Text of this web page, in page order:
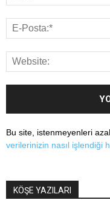
Bu site, istenmeyenleri
verilerinizin nasıl işlendiği
KÖŞE YAZILARI